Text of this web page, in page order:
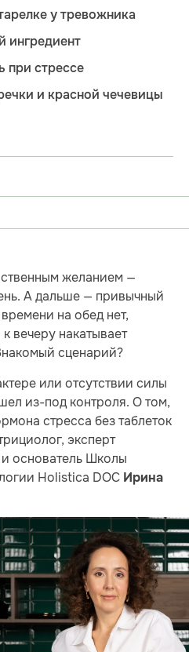
у тревожника
ингредиент
при стрессе
и красной чечевицы
желанием —
А дальше — привычный
на обед нет,
вечеру накатывает
сценарий?
или отсутствии силы
из-под контроля. О том,
стресса без таблеток
эксперт
основатель Школы
Holistica DOC Ирина